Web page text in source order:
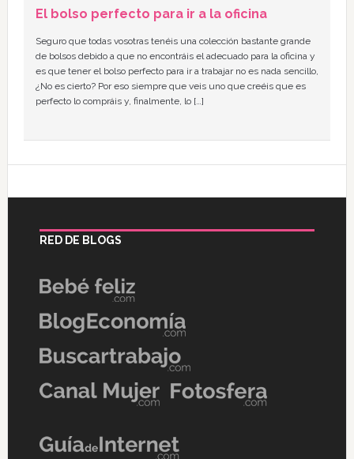
El bolso perfecto para ir a la oficina
Seguro que todas vosotras tenéis una colección bastante grande
de bolsos debido a que no encontráis el adecuado para la oficina y
es que tener el bolso perfecto para ir a trabajar no es nada sencillo,
¿No es cierto? Por eso siempre que veis uno que creéis que es
perfecto lo compráis y, finalmente, lo […]
RED DE BLOGS